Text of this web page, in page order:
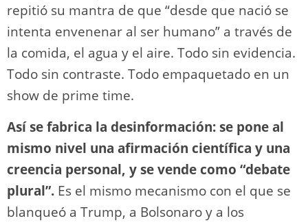
repitió su mantra de que “desde que nació se
intenta envenenar al ser humano” a través de
la comida, el agua y el aire. Todo sin evidencia.
Todo sin contraste. Todo empaquetado en un
show de prime time.
Así se fabrica la desinformación: se pone al
mismo nivel una afirmación científica y una
creencia personal, y se vende como “debate
plural”. Es el mismo mecanismo con el que se
blanqueó a Trump, a Bolsonaro y a los